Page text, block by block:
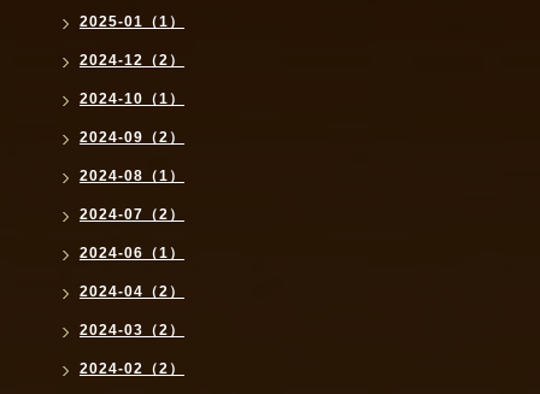
2025-01（1）
2024-12（2）
2024-10（1）
2024-09（2）
2024-08（1）
2024-07（2）
2024-06（1）
2024-04（2）
2024-03（2）
2024-02（2）